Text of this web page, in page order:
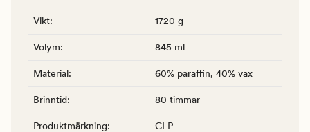
Vikt: 1720 g
Volym: 845 ml
Material: 60% paraffin, 40% vax
Brinntid: 80 timmar
Produktmärkning: CLP